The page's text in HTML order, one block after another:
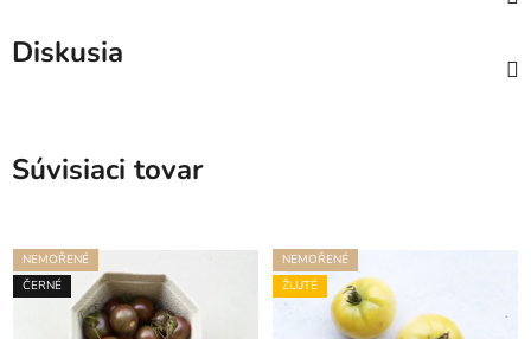
Diskusia
Súvisiaci tovar
NEMOŘENÉ
ČERNÉ
NEMOŘENÉ
ŽLUTÉ